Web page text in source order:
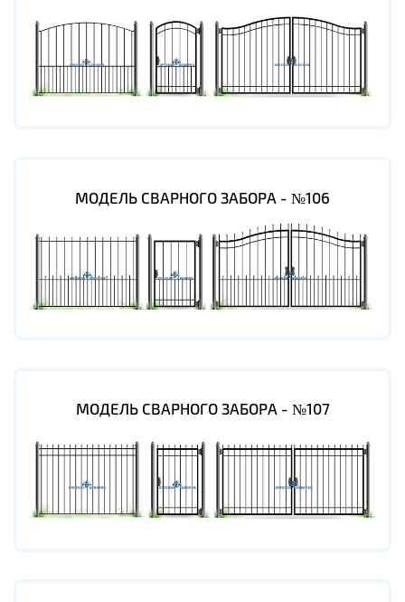
МОДЕЛЬ СВАРНОГО ЗАБОРА - №106
МОДЕЛЬ СВАРНОГО ЗАБОРА - №107